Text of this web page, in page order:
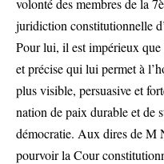
volonté des membres de la
juridiction constitutionnelle
Pour lui, il est impérieux
et précise qui lui permet à
plus visible, persuasive et
nation de paix durable et de
démocratie. Aux dires de M
pourvoir la Cour